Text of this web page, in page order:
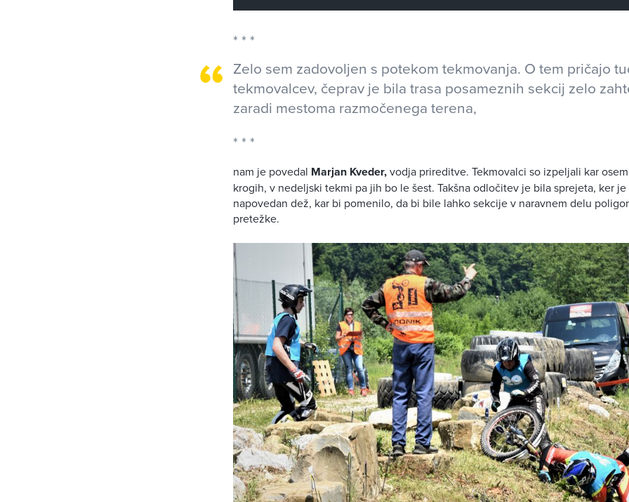
Zelo sem zadovoljen s potekom tekmovanja. O tem pričajo
tekmovalcev, čeprav je bila trasa posameznih sekcij zelo
zaradi mestoma razmočenega terena,
nam je povedal Marjan Kveder,vodja prireditve. Tekmovalci so izpeljali kar
krogih, v nedeljski tekmi pa jih bo le šest. Takšna odločitev je bila sprejeta, ker
napovedan dež, kar bi pomenilo, da bi bile lahko sekcije v naravnem delu
pretežke.